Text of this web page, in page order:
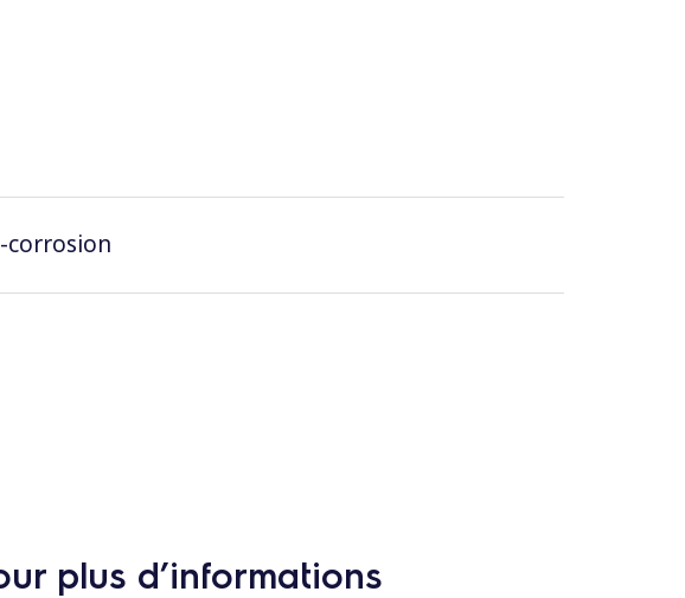
plus d’informations